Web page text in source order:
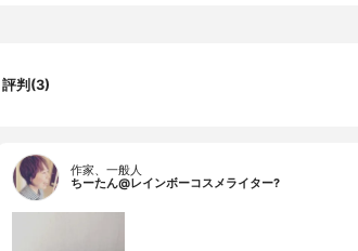
評判(3)
作家、一般人
ちーたん@レインボーコスメライター?